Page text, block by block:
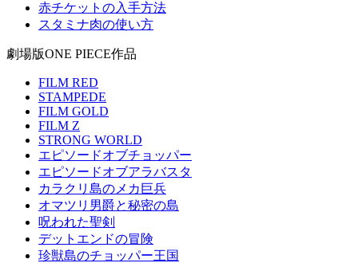
赤チケットの入手方法
スタミナ肉の使い方
劇場版ONE PIECE作品
FILM RED
STAMPEDE
FILM GOLD
FILM Z
STRONG WORLD
エピソードオブチョッパー
エピソードオブアラバスタ
カラクリ島のメカ巨兵
オマツリ男爵と秘密の島
呪われた聖剣
デットエンドの冒険
珍獣島のチョッパー王国